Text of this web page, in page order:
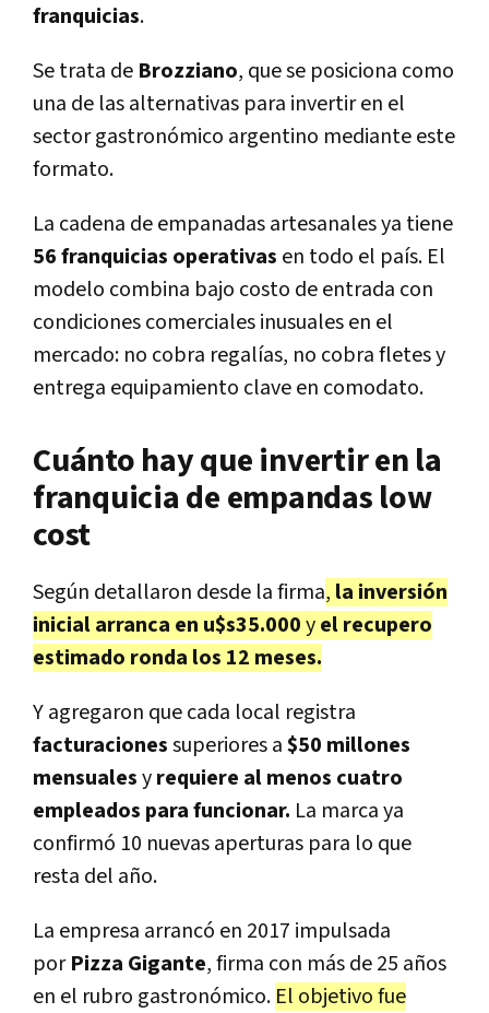
franquicias.
Se trata de Brozziano, que se posiciona como
una de las alternativas para invertir en el
sector gastronómico argentino mediante este
formato.
La cadena de empanadas artesanales ya tiene
56 franquicias operativas en todo el país. El
modelo combina bajo costo de entrada con
condiciones comerciales inusuales en el
mercado: no cobra regalías, no cobra fletes y
entrega equipamiento clave en comodato.
Cuánto hay que invertir en la
franquicia de empandas low
cost
Según detallaron desde la firma, la inversión
inicial arranca en u$s35.000yel recupero
estimado ronda los 12 meses.
Y agregaron que cada local registra
facturacionessuperiores a$50 millones
mensualesyrequiere al menos cuatro
empleados para funcionar. La marca ya
confirmó 10 nuevas aperturas para lo que
resta del año.
La empresa arrancó en 2017 impulsada
porPizza Gigante, firma con más de 25 años
en el rubro gastronómico. El objetivo fue